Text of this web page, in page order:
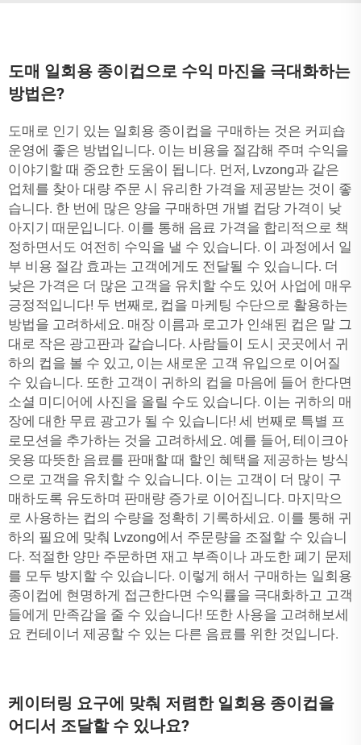
도매 일회용 종이컵으로 수익 마진을 극대화하는
방법은?
도매로 인기 있는 일회용 종이컵을 구매하는 것은 커피숍
운영에 좋은 방법입니다. 이는 비용을 절감해 주며 수익을
이야기할 때 중요한 도움이 됩니다. 먼저, Lvzong과 같은
업체를 찾아 대량 주문 시 유리한 가격을 제공받는 것이 좋
습니다. 한 번에 많은 양을 구매하면 개별 컵당 가격이 낮
아지기 때문입니다. 이를 통해 음료 가격을 합리적으로 책
정하면서도 여전히 수익을 낼 수 있습니다. 이 과정에서 일
부 비용 절감 효과는 고객에게도 전달될 수 있습니다. 더
낮은 가격은 더 많은 고객을 유치할 수도 있어 사업에 매우
긍정적입니다! 두 번째로, 컵을 마케팅 수단으로 활용하는
방법을 고려하세요. 매장 이름과 로고가 인쇄된 컵은 말 그
대로 작은 광고판과 같습니다. 사람들이 도시 곳곳에서 귀
하의 컵을 볼 수 있고, 이는 새로운 고객 유입으로 이어질
수 있습니다. 또한 고객이 귀하의 컵을 마음에 들어 한다면
소셜 미디어에 사진을 올릴 수도 있습니다. 이는 귀하의 매
장에 대한 무료 광고가 될 수 있습니다! 세 번째로 특별 프
로모션을 추가하는 것을 고려하세요. 예를 들어, 테이크아
웃용 따뜻한 음료를 판매할 때 할인 혜택을 제공하는 방식
으로 고객을 유치할 수 있습니다. 이는 고객이 더 많이 구
매하도록 유도하며 판매량 증가로 이어집니다. 마지막으
로 사용하는 컵의 수량을 정확히 기록하세요. 이를 통해 귀
하의 필요에 맞춰 Lvzong에서 주문량을 조절할 수 있습니
다. 적절한 양만 주문하면 재고 부족이나 과도한 폐기 문제
를 모두 방지할 수 있습니다. 이렇게 해서 구매하는 일회용
종이컵에 현명하게 접근한다면 수익률을 극대화하고 고객
들에게 만족감을 줄 수 있습니다! 또한 사용을 고려해보세
요 컨테이너 제공할 수 있는 다른 음료를 위한 것입니다.
케이터링 요구에 맞춰 저렴한 일회용 종이컵을
어디서 조달할 수 있나요?